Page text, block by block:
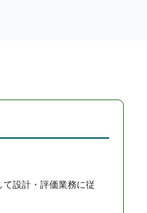
設計・評価業務に従